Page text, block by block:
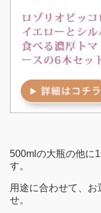
500mlの大瓶の他に
す。
用途に合わせて、お
せ。